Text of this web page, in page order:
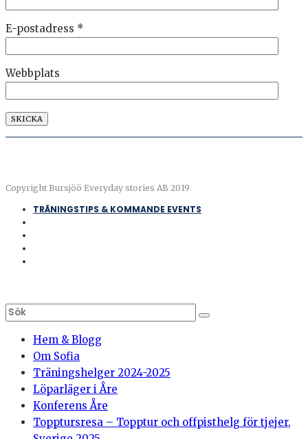
E-postadress *
Webbplats
Copyright Bursjöö Everyday stories AB 2019
TRÄNINGSTIPS & KOMMANDE EVENTS
Hem & Blogg
Om Sofia
Träningshelger 2024-2025
Löparläger i Åre
Konferens Åre
Topptursresa – Topptur och offpisthelg för tjejer,